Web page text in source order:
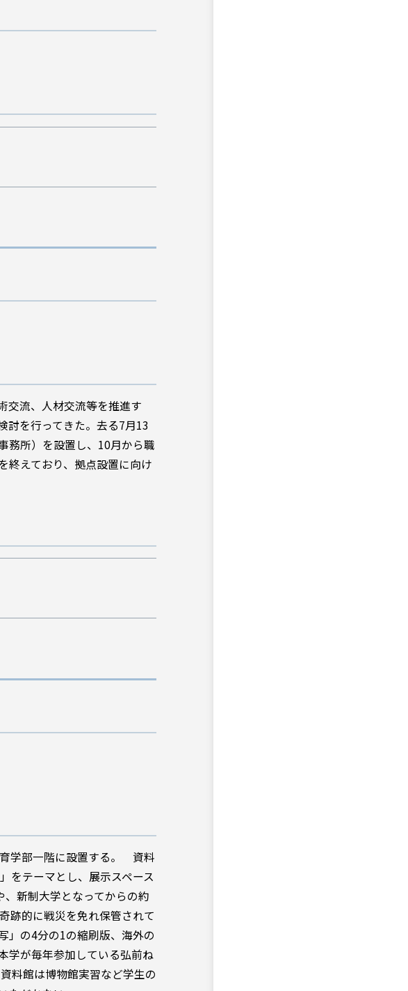
交流、人材交流等を推進す
討を行ってきた。去る7月13
務所）を設置し、10月から職
終えており、拠点設置に向け
学部一階に設置する。 資料
をテーマとし、展示スペース
新制大学となってからの約
跡的に戦災を免れ保管されて
」の4分の1の縮刷版、海外の
学が毎年参加している弘前ね
料館は博物館実習など学生の